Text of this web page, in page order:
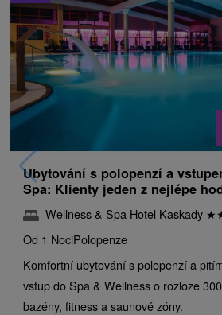
Ubytování s polopenzí a
Spa: Klienty jeden z nejlépe
Wellness & Spa Hotel Kaskady ★
Od 1 NociPolopenze
Komfortní ubytování s polopenzí a
vstup do Spa & Wellness o rozloze
bazény, fitness a saunové zóny.